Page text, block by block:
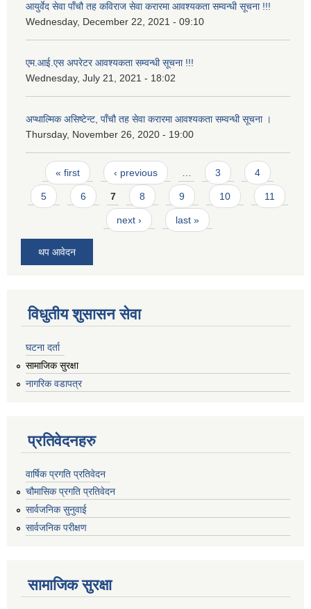
आयुर्वेद सेवा पाँचौ तह कविराज सेवा करारमा आवश्यकता सम्वन्धी सूचना !!!
Wednesday, December 22, 2021 - 09:10
एम.आई.एस अपरेटर आवश्यकता सम्वन्धी सूचना !!!
Wednesday, July 21, 2021 - 18:02
अप्थाल्मिक असिष्टेन्ट, पाँचौ तह सेवा करारमा आवश्यकता सम्वन्धी सूचना ।
Thursday, November 26, 2020 - 19:00
Pages
« first ‹ previous 3 4
5 6 7 8 9 10 11
next › last »
थप आवेदन
विधुतीय शुसासन सेवा
घटना दर्ता
सामाजिक सुरक्षा
नागरिक वडापत्र
प्रतिवेदनहरु
वार्षिक प्रगति प्रतिवेदन
चौमासिक प्रगति प्रतिवेदन
सार्वजनिक सुनुवाई
सार्वजनिक परीक्षण
सामाजिक सुरक्षा